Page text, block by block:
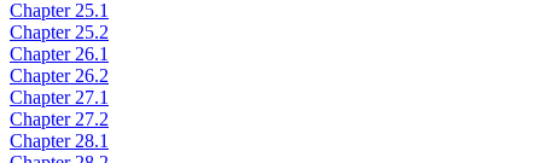
Chapter 25.1
Chapter 25.2
Chapter 26.1
Chapter 26.2
Chapter 27.1
Chapter 27.2
Chapter 28.1